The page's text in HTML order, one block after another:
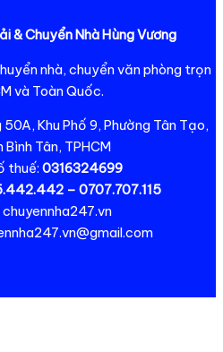
& Chuyển Nhà Hùng Vương
nhà, chuyển văn phòng trọn
và Toàn Quốc.
Khu Phố 9, Phường Tân Tạo,
Bình Tân, TPHCM
thuế: 0316324699
– 0707.707.115
chuyennha247.vn